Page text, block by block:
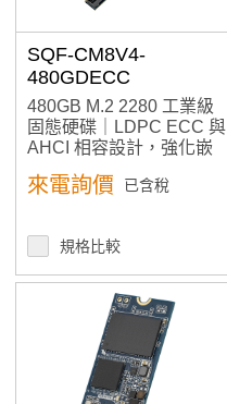
SQF-CM8V4-
480GDECC
480GB M.2 2280 工業級
固態硬碟｜LDPC ECC 與
AHCI 相容設計，強化嵌
來電詢價 已含稅
規格比較